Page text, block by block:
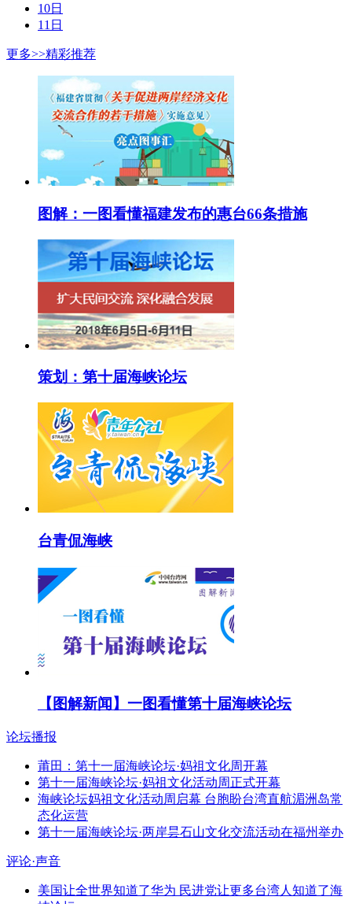
10日
11日
更多>>精彩推荐
图解：一图看懂福建发布的惠台66条措施
策划：第十届海峡论坛
台青侃海峡
【图解新闻】一图看懂第十届海峡论坛
论坛播报
莆田：第十一届海峡论坛·妈祖文化周开幕
第十一届海峡论坛·妈祖文化活动周正式开幕
海峡论坛妈祖文化活动周启幕 台胞盼台湾直航湄洲岛常
态化运营
第十一届海峡论坛·两岸昙石山文化交流活动在福州举办
评论·声音
美国让全世界知道了华为 民进党让更多台湾人知道了海